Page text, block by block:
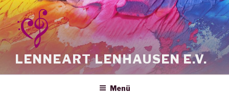
Zum
Inhalt
springen
LENNEART LENHAUSEN E.V.
Menü